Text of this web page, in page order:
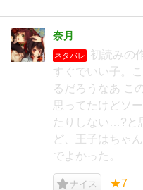
奈月
ネタバレ
初読みの
すぐでいい子。
るだろうなあ こ
思ってたけどソ
たりしない…?と
ど、王子はちゃ
でよかった。
ナイス ★7